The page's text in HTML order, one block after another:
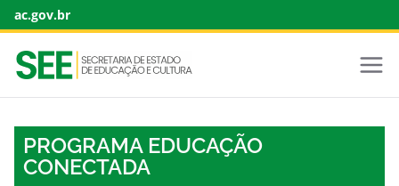
ac.gov.br
PROGRAMA EDUCAÇÃO
CONECTADA